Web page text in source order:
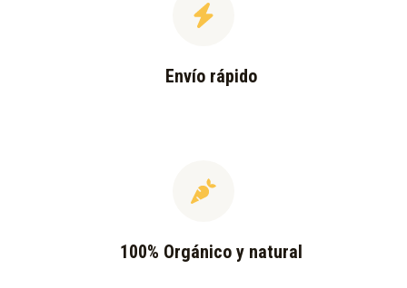
Envío rápido
100% Orgánico y natural